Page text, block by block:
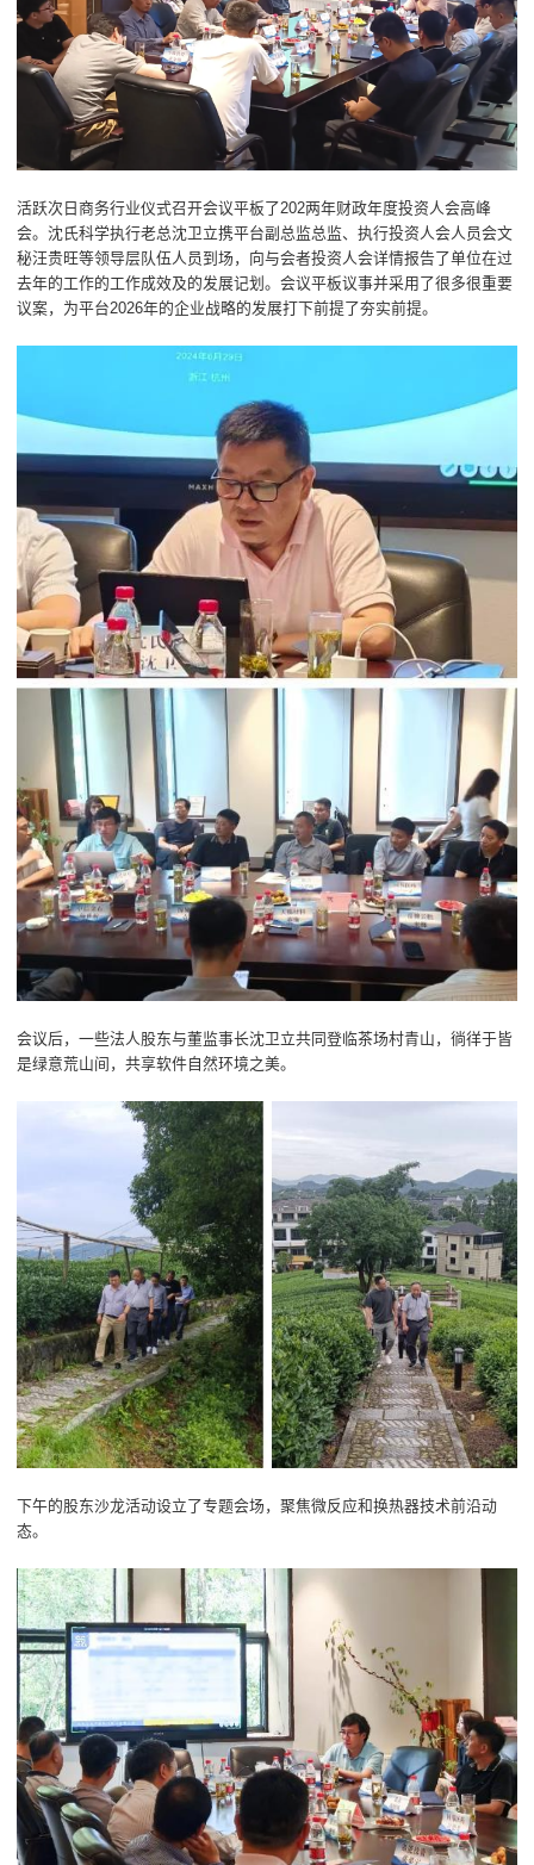
活跃次日商务行业仪式召开会议平板了202两年财政年度投资人会高峰
会。沈氏科学执行老总沈卫立携平台副总监总监、执行投资人会人员会文
秘汪贵旺等领导层队伍人员到场，向与会者投资人会详情报告了单位在过
去年的工作的工作成效及的发展记划。会议平板议事并采用了很多很重要
议案，为平台2026年的企业战略的发展打下前提了夯实前提。
会议后，一些法人股东与董监事长沈卫立共同登临茶场村青山，徜徉于皆
是绿意荒山间，共享软件自然环境之美。
下午的股东沙龙活动设立了专题会场，聚焦微反应和换热器技术前沿动
态。